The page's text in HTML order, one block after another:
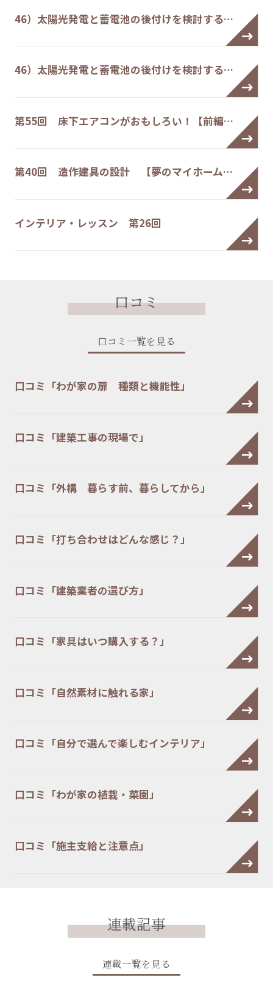
46）太陽光発電と蓄電池の後付けを検討する…
46）太陽光発電と蓄電池の後付けを検討する…
第55回 床下エアコンがおもしろい！【前編…
第40回 造作建具の設計 【夢のマイホーム…
インテリア・レッスン 第26回
口コミ
口コミ一覧を見る
口コミ「わが家の扉 種類と機能性」
口コミ「建築工事の現場で」
口コミ「外構 暮らす前、暮らしてから」
口コミ「打ち合わせはどんな感じ？」
口コミ「建築業者の選び方」
口コミ「家具はいつ購入する？」
口コミ「自然素材に触れる家」
口コミ「自分で選んで楽しむインテリア」
口コミ「わが家の植栽・菜園」
口コミ「施主支給と注意点」
連載記事
連載一覧を見る